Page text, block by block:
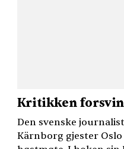
Kritikken
Den svenske
Kärnborg gjester